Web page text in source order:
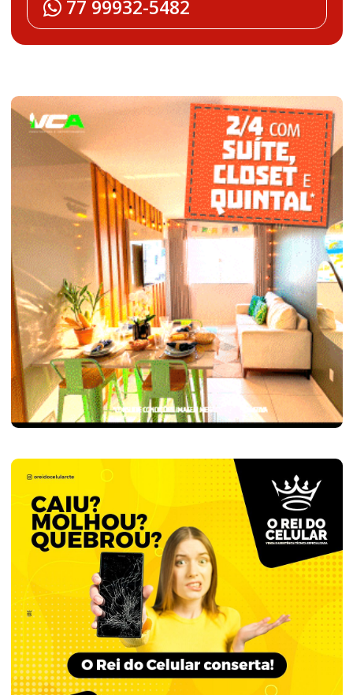
77 99932-5482